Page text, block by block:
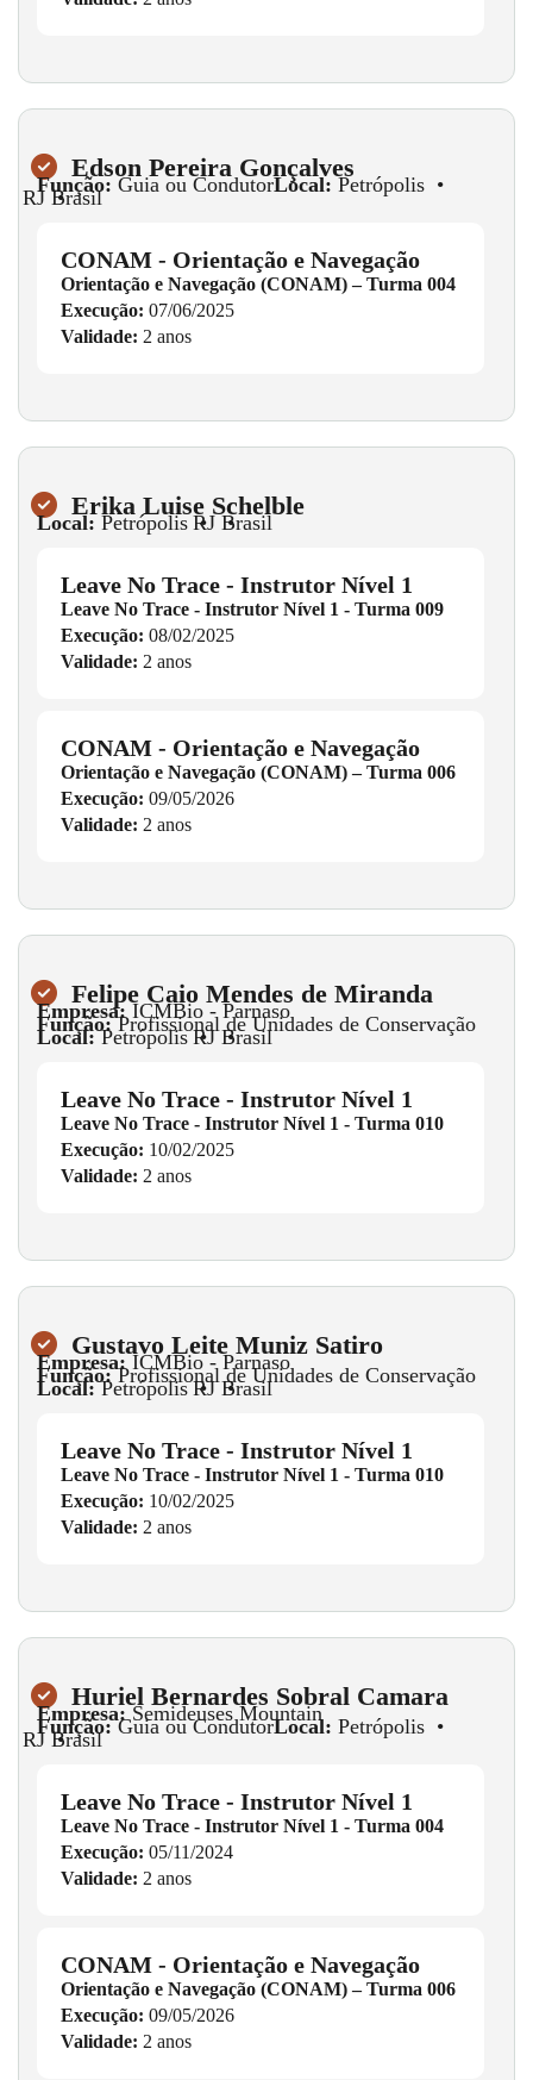
Edson Pereira Gonçalves
Função: Guia ou CondutorLocal: Petrópolis •
RJ •
Brasil
CONAM - Orientação e Navegação
Orientação e Navegação (CONAM) – Turma 004
Execução: 07/06/2025
Validade: 2 anos
Erika Luise Schelble
Local: Petrópolis •
RJ •
Brasil
Leave No Trace - Instrutor Nível 1
Leave No Trace - Instrutor Nível 1 - Turma 009
Execução: 08/02/2025
Validade: 2 anos
CONAM - Orientação e Navegação
Orientação e Navegação (CONAM) – Turma 006
Execução: 09/05/2026
Validade: 2 anos
Felipe Caio Mendes de Miranda
Empresa: ICMBio - Parnaso
Função: Profissional de Unidades de Conservação
Local:Petrópolis•
RJ•
Brasil
Leave No Trace - Instrutor Nível 1
Leave No Trace - Instrutor Nível 1 - Turma 010
Execução: 10/02/2025
Validade: 2 anos
Gustavo Leite Muniz Satiro
Empresa: ICMBio - Parnaso
Função: Profissional de Unidades de Conservação
Local:Petrópolis•
RJ•
Brasil
Leave No Trace - Instrutor Nível 1
Leave No Trace - Instrutor Nível 1 - Turma 010
Execução: 10/02/2025
Validade: 2 anos
Huriel Bernardes Sobral Camara
Empresa: Semideuses Mountain
Função: Guia ou CondutorLocal: Petrópolis •
RJ •
Brasil
Leave No Trace - Instrutor Nível 1
Leave No Trace - Instrutor Nível 1 - Turma 004
Execução: 05/11/2024
Validade: 2 anos
CONAM - Orientação e Navegação
Orientação e Navegação (CONAM) – Turma 006
Execução: 09/05/2026
Validade: 2 anos